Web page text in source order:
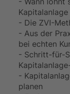
- Die ZVI-
- Aus der
bei echten
- Schritt-für-
-
planen